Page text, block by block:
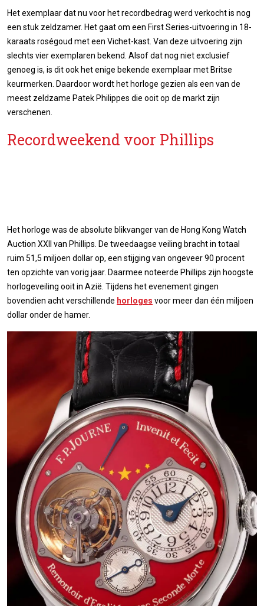
Het exemplaar dat nu voor het recordbedrag werd verkocht is nog
een stuk zeldzamer. Het gaat om een First Series-uitvoering in 18-
karaats roségoud met een Vichet-kast. Van deze uitvoering zijn
slechts vier exemplaren bekend. Alsof dat nog niet exclusief
genoeg is, is dit ook het enige bekende exemplaar met Britse
keurmerken. Daardoor wordt het horloge gezien als een van de
meest zeldzame Patek Philippes die ooit op de markt zijn
verschenen.
Recordweekend voor Phillips
Het horloge was de absolute blikvanger van de Hong Kong Watch
Auction XXII van Phillips. De tweedaagse veiling bracht in totaal
ruim 51,5 miljoen dollar op, een stijging van ongeveer 90 procent
ten opzichte van vorig jaar. Daarmee noteerde Phillips zijn hoogste
horlogeveiling ooit in Azië. Tijdens het evenement gingen
bovendien acht verschillende horloges voor meer dan één miljoen
dollar onder de hamer.